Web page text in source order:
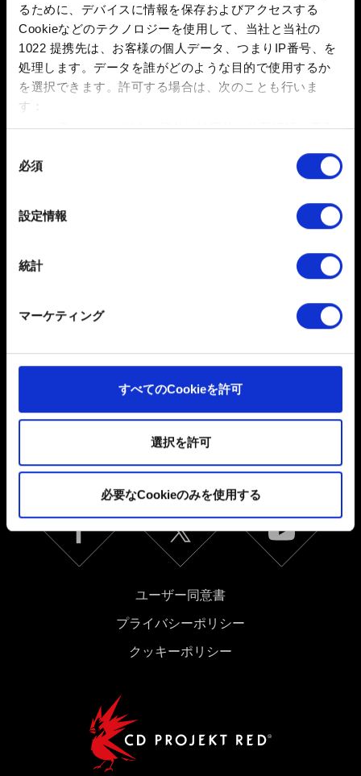
るために、デバイスに情報を保存およびアクセスする
Cookieなどのテクノロジーを使用して、当社と当社の
1022 提携先は、お客様の個人データ、つまりIP番号、を
処理します。データを誰がどのような目的で使用するか
を選択できます。 許可する場合は、次のことも行いま
す：
数メートル以内の誤差の地理的な位置情報を収集
特定の特性（フィンガープリント）を積極的にス
詳細セクション
で個人データの処理方法と設定を行って
ください。「Cookie宣言」からいつでも同意を変更また
だくために必要なものです。その他のCookieは、ウェブ
サイトの品質向上のために、オプションとして技術的お
た、ソーシャルメディア上などでお客様が興味を持ちそ
うなコンテンツをお届けするために、一部のCookieをパ
これらのオプションが有効になることはありません。
細は、下記の「設定」メニューでご確認ください。
必須
設定情報
統計
マーケティング
すべてのCookieを許可
選択を許可
必要なCookieのみを使用する
効にする」をチェックする
引き続き問題が発生する場合は、次のサイトを参考に、
GOG.COMアカウント設定の通貨を現在のお住まいの地
域の通貨に変更してください：
https://www.gog.com/account/settings/personal
ソーシャルメディア
ユーザー同意書
プライバシーポリシー
クッキーポリシー